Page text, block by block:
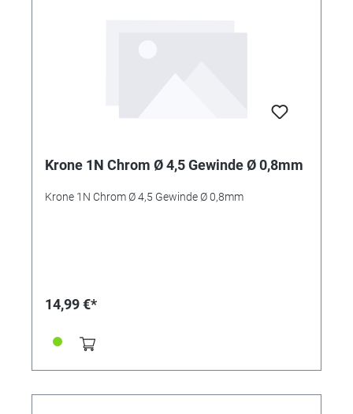
Krone 1N Chrom Ø 4,5 Gewinde Ø 0,8mm
Krone 1N Chrom Ø 4,5 Gewinde Ø 0,8mm
14,99 €*